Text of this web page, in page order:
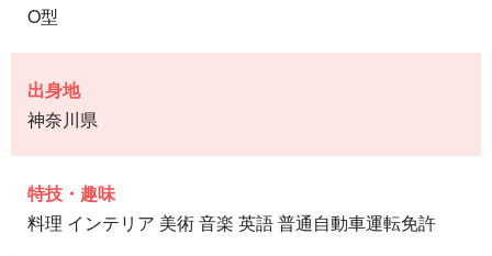
O型
出身地
神奈川県
特技・趣味
料理 インテリア 美術 音楽 英語 普通自動車運転免許